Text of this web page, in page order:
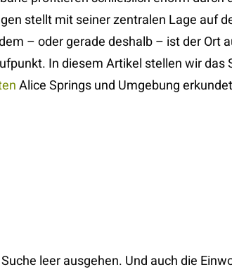
stellt mit seiner zentralen Lage auf
– oder gerade deshalb – ist der Ort
In diesem Artikel stellen wir das
Alice Springs und Umgebung
leer ausgehen. Und auch die